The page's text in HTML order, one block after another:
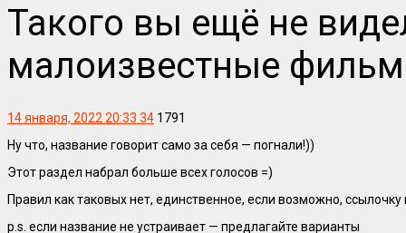
Такого вы ещё не
малоизвестные
14 января, 2022 20:33 34 1791
Ну что, название говорит само за себя — погнали!))
Этот раздел набрал больше всех голосов =)
Правил как таковых нет, единственное, если возможно,
p.s. если название не устраивает — предлагайте варианты